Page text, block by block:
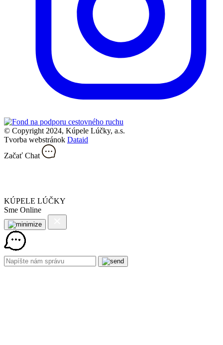
© Copyright 2024, Kúpele Lúčky, a.s.
Tvorba webstránok Dataid
Začať Chat
KÚPELE LÚČKY
Sme Online